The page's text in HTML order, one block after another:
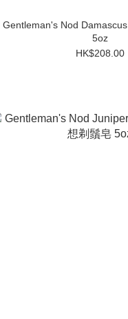
Gentleman's Nod Damascus 大馬士革刮鬍皂
5oz
HK$208.00